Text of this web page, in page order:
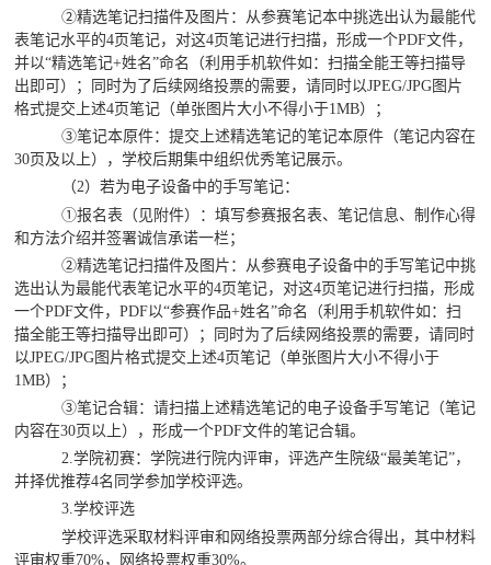
②精选笔记扫描件及图片：从参赛笔记本中挑选出认为最能代
表笔记水平的4页笔记，对这4页笔记进行扫描，形成一个PDF文件，
并以“精选笔记+姓名”命名（利用手机软件如：扫描全能王等扫描导
出即可）；同时为了后续网络投票的需要，请同时以JPEG/JPG图片
格式提交上述4页笔记（单张图片大小不得小于1MB）；
③笔记本原件：提交上述精选笔记的笔记本原件（笔记内容在
30页及以上），学校后期集中组织优秀笔记展示。
（2）若为电子设备中的手写笔记：
①报名表（见附件）：填写参赛报名表、笔记信息、制作心得
和方法介绍并签署诚信承诺一栏；
②精选笔记扫描件及图片：从参赛电子设备中的手写笔记中挑
选出认为最能代表笔记水平的4页笔记，对这4页笔记进行扫描，形成
一个PDF文件，PDF以“参赛作品+姓名”命名
（利用手机软件如：扫
描全能王等扫描导出即可）；同时为了后续网络投票的需要，请同时
以JPEG/JPG图片格式提交上述4页笔记（单张图片大小不得小于
1MB）；
③笔记合辑：请扫描上述精选笔记的电子设备手写笔记（笔记
内容在30页以上），形成一个PDF文件的笔记合辑。
2.学院初赛：学院进行院内评审，评选产生院级“最美笔记”，
并择优推荐4名同学参加学校评选。
3.学校评选
学校评选采取材料评审和网络投票两部分综合得出，其中材料
评审权重70%，网络投票权重30%。